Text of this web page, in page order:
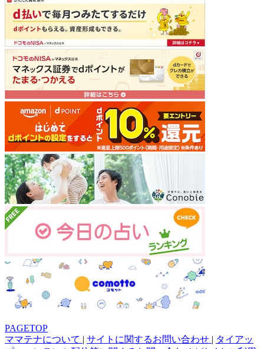
PAGETOP
ママテナについて
サイトに関するお問い合わせ
タイアッ